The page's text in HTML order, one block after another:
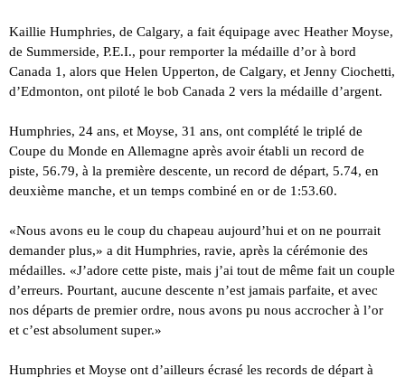
Kaillie Humphries, de Calgary, a fait équipage avec Heather Moyse,
de Summerside, P.E.I., pour remporter la médaille d’or à bord
Canada 1, alors que Helen Upperton, de Calgary, et Jenny Ciochetti,
d’Edmonton, ont piloté le bob Canada 2 vers la médaille d’argent.
Humphries, 24 ans, et Moyse, 31 ans, ont complété le triplé de
Coupe du Monde en Allemagne après avoir établi un record de
piste, 56.79, à la première descente, un record de départ, 5.74, en
deuxième manche, et un temps combiné en or de 1:53.60.
«Nous avons eu le coup du chapeau aujourd’hui et on ne pourrait
demander plus,» a dit Humphries, ravie, après la cérémonie des
médailles. «J’adore cette piste, mais j’ai tout de même fait un couple
d’erreurs. Pourtant, aucune descente n’est jamais parfaite, et avec
nos départs de premier ordre, nous avons pu nous accrocher à l’or
et c’est absolument super.»
Humphries et Moyse ont d’ailleurs écrasé les records de départ à